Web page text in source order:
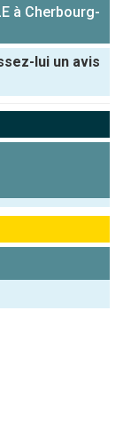
à Cherbourg-
lui un avis